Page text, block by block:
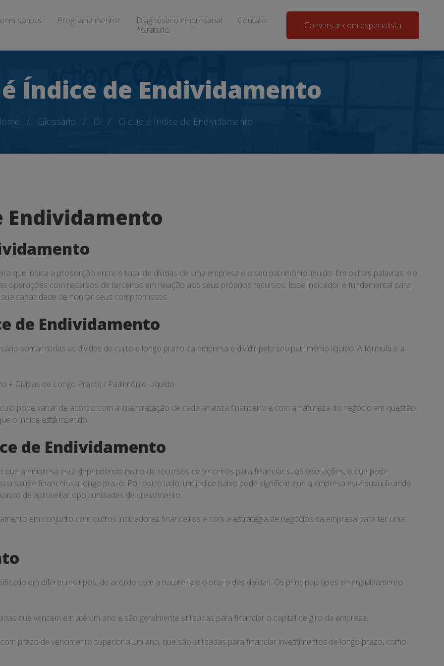
somos Programa mentor
Diagnóstico empresarial
*Gratuito
Contato Conversar com especialista
Índice de Endividamento
Glossário O O que é Índice de Endividamento
Endividamento
que indica a proporção entre o total de dívidas de uma empresa e o seu patrimônio líquido. Em outras palavras, ele
operações com recursos de terceiros em relação aos seus próprios recursos. Esse indicador é fundamental para
capacidade de honrar seus compromissos.
de Endividamento
somar todas as dívidas de curto e longo prazo da empresa e dividir pelo seu patrimônio líquido. A fórmula é a
+ Dívidas de Longo Prazo) / Patrimônio Líquido
pode variar de acordo com a interpretação de cada analista financeiro e com a natureza do negócio em questão.
o índice está inserido.
de Endividamento
que a empresa está dependendo muito de recursos de terceiros para financiar suas operações, o que pode
saúde financeira a longo prazo. Por outro lado, um índice baixo pode significar que a empresa está subutilizando
de aproveitar oportunidades de crescimento.
em conjunto com outros indicadores financeiros e com a estratégia de negócios da empresa para ter uma
em diferentes tipos, de acordo com a natureza e o prazo das dívidas. Os principais tipos de endividamento
que vencem em até um ano e são geralmente utilizadas para financiar o capital de giro da empresa.
prazo de vencimento superior a um ano, que são utilizadas para financiar investimentos de longo prazo, como